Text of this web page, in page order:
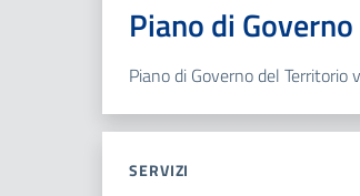
Piano di
Piano di Governo del
SERVIZI